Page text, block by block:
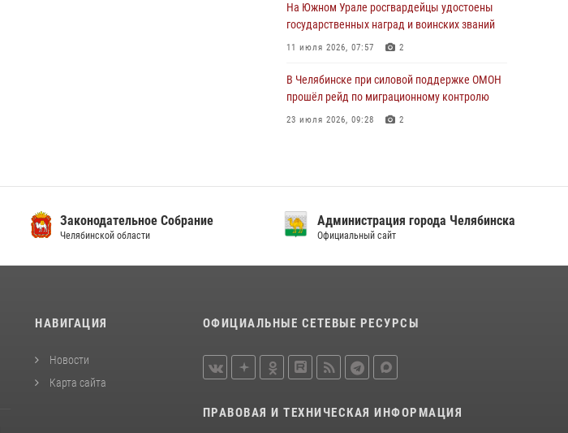
В Уральском округе Росгвардии состоялось
заседание оперативного штаба
30 июля 2026, 10:53
На Южном Урале росгвардейцы удостоены
государственных наград и воинских званий
11 июля 2026, 07:57 2
В Челябинске при силовой поддержке ОМОН
прошёл рейд по миграционному контролю
23 июля 2026, 09:28 2
скорой помощи
14 июля 2026, 12:16
В Челябинске росгвардейцы обсудили с
По горячим следам задержали
челябинские росгвардейцы
На Южном Урале продолжается акция
Законодательное Собрание
Челябинской области
Администрация города Челябинска
Официальный сайт
НАВИГАЦИЯ
Новости
Карта сайта
ОФИЦИАЛЬНЫЕ СЕТЕВЫЕ РЕСУРСЫ
ПРАВОВАЯ И ТЕХНИЧЕСКАЯ ИНФОРМАЦИЯ